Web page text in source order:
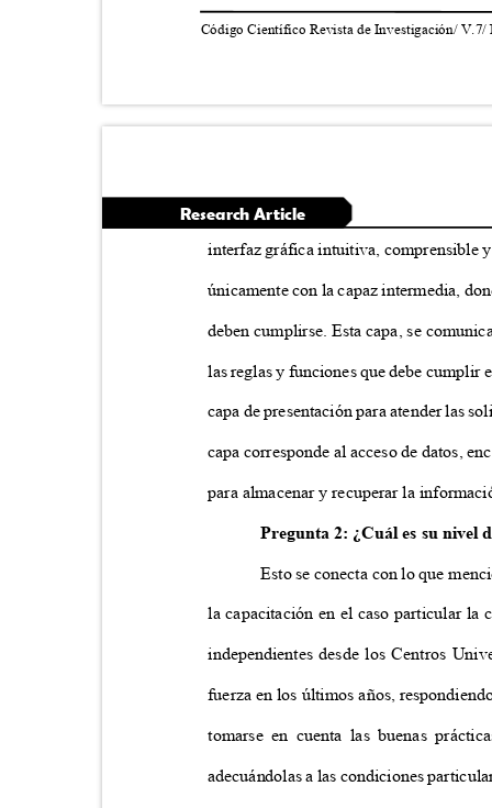
Código Científico Revista de Investigación/
Research Article
interfaz gráfica intuitiva, comprensible
únicamente con la capaz intermedia,
deben cumplirse. Esta capa, se
las reglas y funciones que debe cumplir
capa de presentación para atender las
capa corresponde al acceso de datos,
para almacenar y recuperar la
Pregunta 2: ¿Cuál es su nivel
Esto se conecta con lo que
la capacitación en el caso particular la
independientes desde los Centros
fuerza en los últimos años,
tomarse en cuenta las buenas
adecuándolas a las condiciones